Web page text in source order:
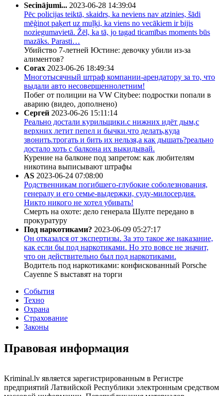
Secinājumi... 2023-06-28 14:39:04
Pēc policijas teiktā, skaidrs, ka neviens nav atzinies, šādi
mēģinot paķert uz muļķi, ka viens no vecākiem ir bijis
noziegumavietā. Žēl, ka tā, jo tagad ticamības moments būs
mazāks. Parasti…
Убийство 7-летней Юстине: девочку убили из-за
алиментов?
Corax 2023-06-26 18:49:34
Многотысячный штраф компании-арендатору за то, что
выдали авто несовершеннолетним!
Побег от полиции на VW Citybee: подростки попали в
аварию (видео, дополнено)
Сергей 2023-06-26 15:11:14
Реально достали курильщики.с нижних идёт дым,с
верхних летит пепел и бычки.что делать,куда
звонить.трогать и бить их нельзя,а как дышать?реально
достало хоть с балкона их выкидывай.
Курение на балконе под запретом: как любителям
никотина выписывают штрафы
AS 2023-06-24 07:08:00
Родственникам погибшего-глубокие соболезнования,
генералу и его семье-выдержки, суду-милосердия.
Никто никого не хотел убивать!
Смерть на охоте: дело генерала Шулте передано в
прокуратуру
Под наркотиками? 2023-06-09 05:27:17
Он отказался от экспертизы. За это такое же наказание,
как если бы под наркотиками. Но это вовсе не значит,
что он действительно был под наркотиками.
Водитель под наркотиками: конфискованный Porsche
Cayenne S выставят на торги
События
Техно
Охрана
Страхование
Законы
Правовая информация
Kriminal.lv является зарегистрированным в Регистре
предприятий Латвийской Республики электронным средством